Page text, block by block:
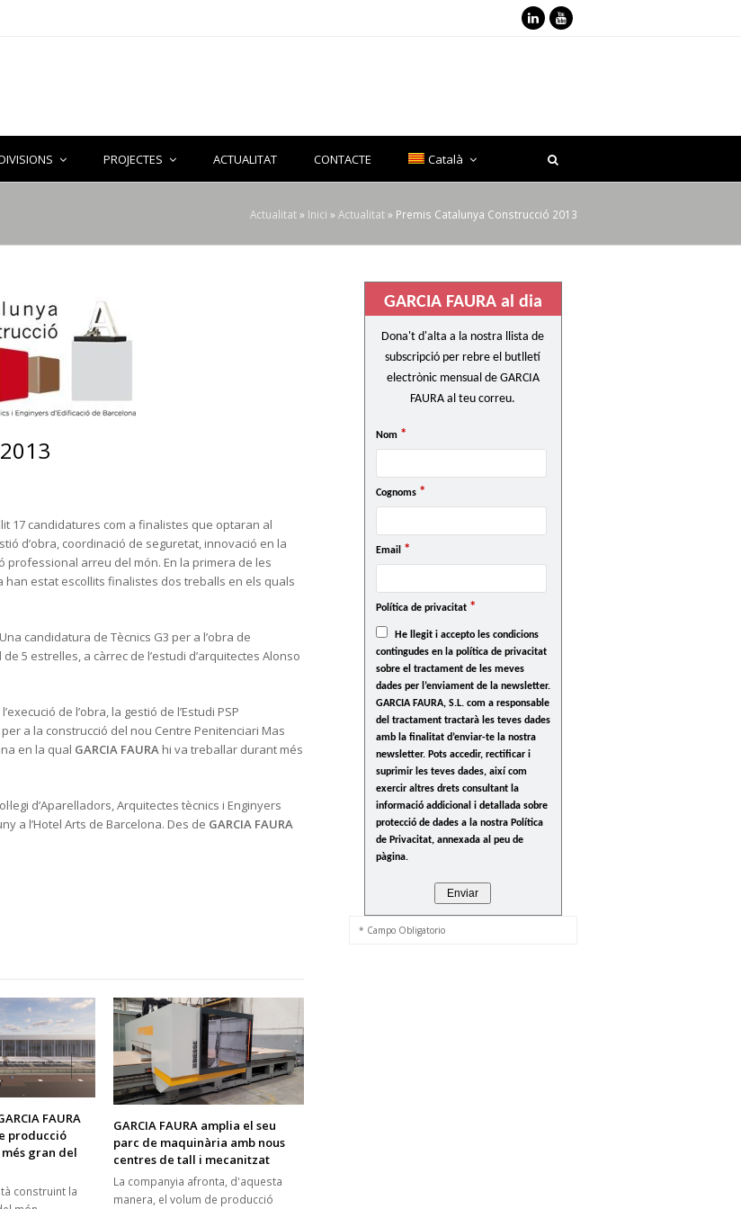
LinkedInYoutube
PROJECTES ACTUALITAT CONTACTE Català
Actualitat» Inici »Actualitat» Premis Catalunya Construcció 2013
17 candidatures com a finalistes que optaran al
d’obra, coordinació de seguretat, innovació en la
arreu del món. En la primera de les
han estat escollits finalistes dos treballs en els quals
candidatura de Tècnics G3 per a l’obra de
5 estrelles, a càrrec de l’estudi d’arquitectes Alonso
de l’obra, la gestió de l’Estudi PSP
a la construcció del nou Centre Penitenciari Mas
en la qual GARCIA FAURA hi va treballar durant més
d’Aparelladors, Arquitectes tècnics i Enginyers
a l’Hotel Arts de Barcelona. Des de GARCIA FAURA
FAURA
producció
gran del
construint la
GARCIA FAURA amplia el seu
parc de maquinària amb nous
centres de tall i mecanitzat
La companyia afronta, d'aquesta
manera, el volum de producció
GARCIA FAURA al dia
Dona't d'alta a la nostra llista de
subscripció per rebre el butlletí
electrònic mensual de GARCIA
FAURA al teu correu.
Nom *
Cognoms *
Email *
Política de privacitat *
He llegit i accepto les condicions
contingudes en la política de privacitat
sobre el tractament de les meves
dades per l’enviament de la newsletter.
GARCIA FAURA, S.L. com a responsable
del tractament tractarà les teves dades
amb la finalitat d’enviar-te la nostra
newsletter. Pots accedir, rectificar i
suprimir les teves dades, així com
exercir altres drets consultant la
informació addicional i detallada sobre
protecció de dades a la nostra Política
de Privacitat, annexada al peu de
pàgina.
* Campo Obligatorio